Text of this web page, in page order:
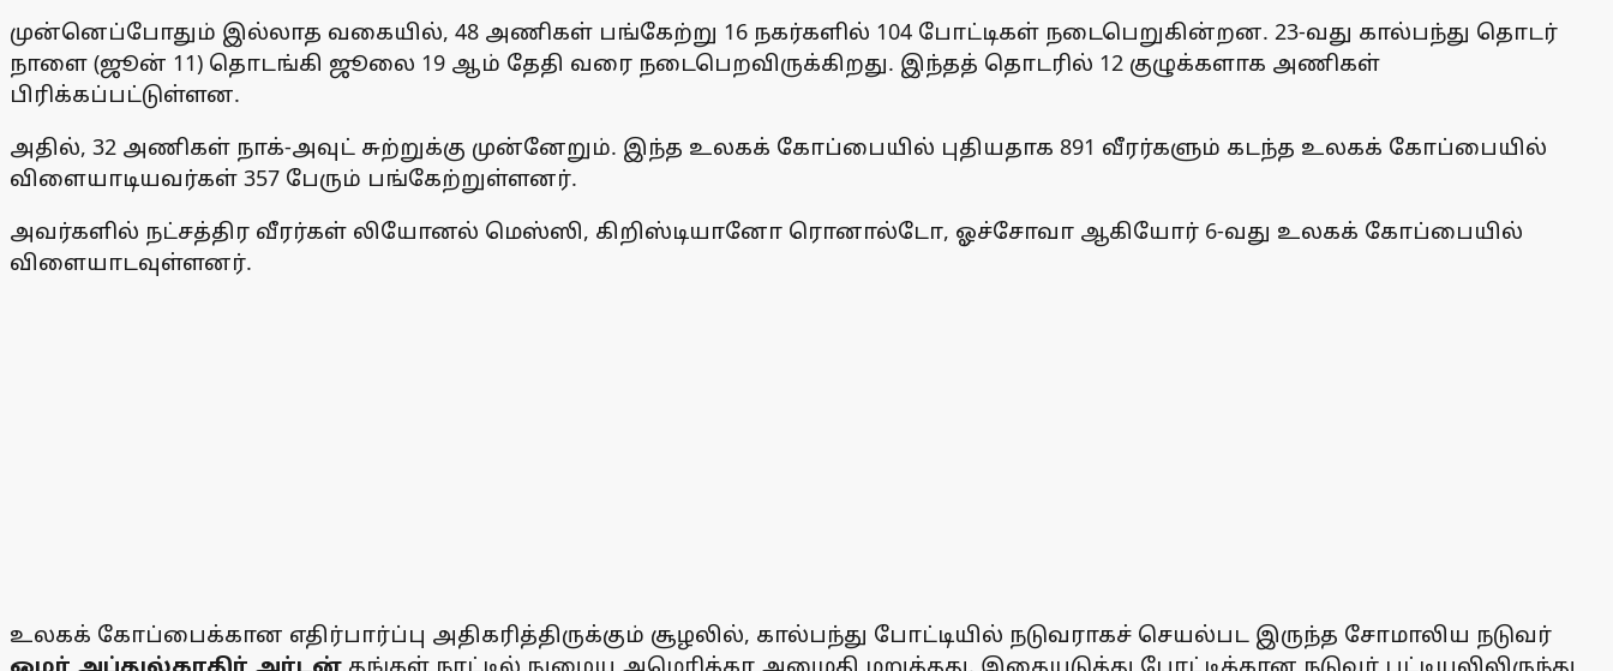
முன்னெப்போதும் இல்லாத வகையில், 48 அணிகள் பங்கேற்று 16 நகர்களில் 104 போட்டிகள் நடைபெறுகின்றன. 23-வது கால்பந்து தொடர்
நாளை (ஜூன் 11) தொடங்கி ஜூலை 19 ஆம் தேதி வரை நடைபெறவிருக்கிறது. இந்தத் தொடரில் 12 குழுக்களாக அணிகள்
பிரிக்கப்பட்டுள்ளன.
அதில், 32 அணிகள் நாக்-அவுட் சுற்றுக்கு முன்னேறும். இந்த உலகக் கோப்பையில் புதியதாக 891 வீரர்களும் கடந்த உலகக் கோப்பையில்
விளையாடியவர்கள் 357 பேரும் பங்கேற்றுள்ளனர்.
அவர்களில் நட்சத்திர வீரர்கள் லியோனல் மெஸ்ஸி, கிறிஸ்டியானோ ரொனால்டோ, ஓச்சோவா ஆகியோர் 6-வது உலகக் கோப்பையில்
விளையாடவுள்ளனர்.
உலகக் கோப்பைக்கான எதிர்பார்ப்பு அதிகரித்திருக்கும் சூழலில், கால்பந்து போட்டியில் நடுவராகச் செயல்பட இருந்த சோமாலிய நடுவர்